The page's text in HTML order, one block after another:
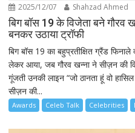
2025/12/07 Shahzad Ahmed
बिग बॉस 19 के विजेता बने गौरव
बनकर उठाया ट्रॉफी
बिग बॉस 19 का बहुप्रतीक्षित ग्रैंड
लेकर आया, जब गौरव खन्ना ने सीज़न की
गूंजती उनकी लाइन “जो ठानता हूं वो
सीज़न की...
Awards Celeb Talk Celebrities